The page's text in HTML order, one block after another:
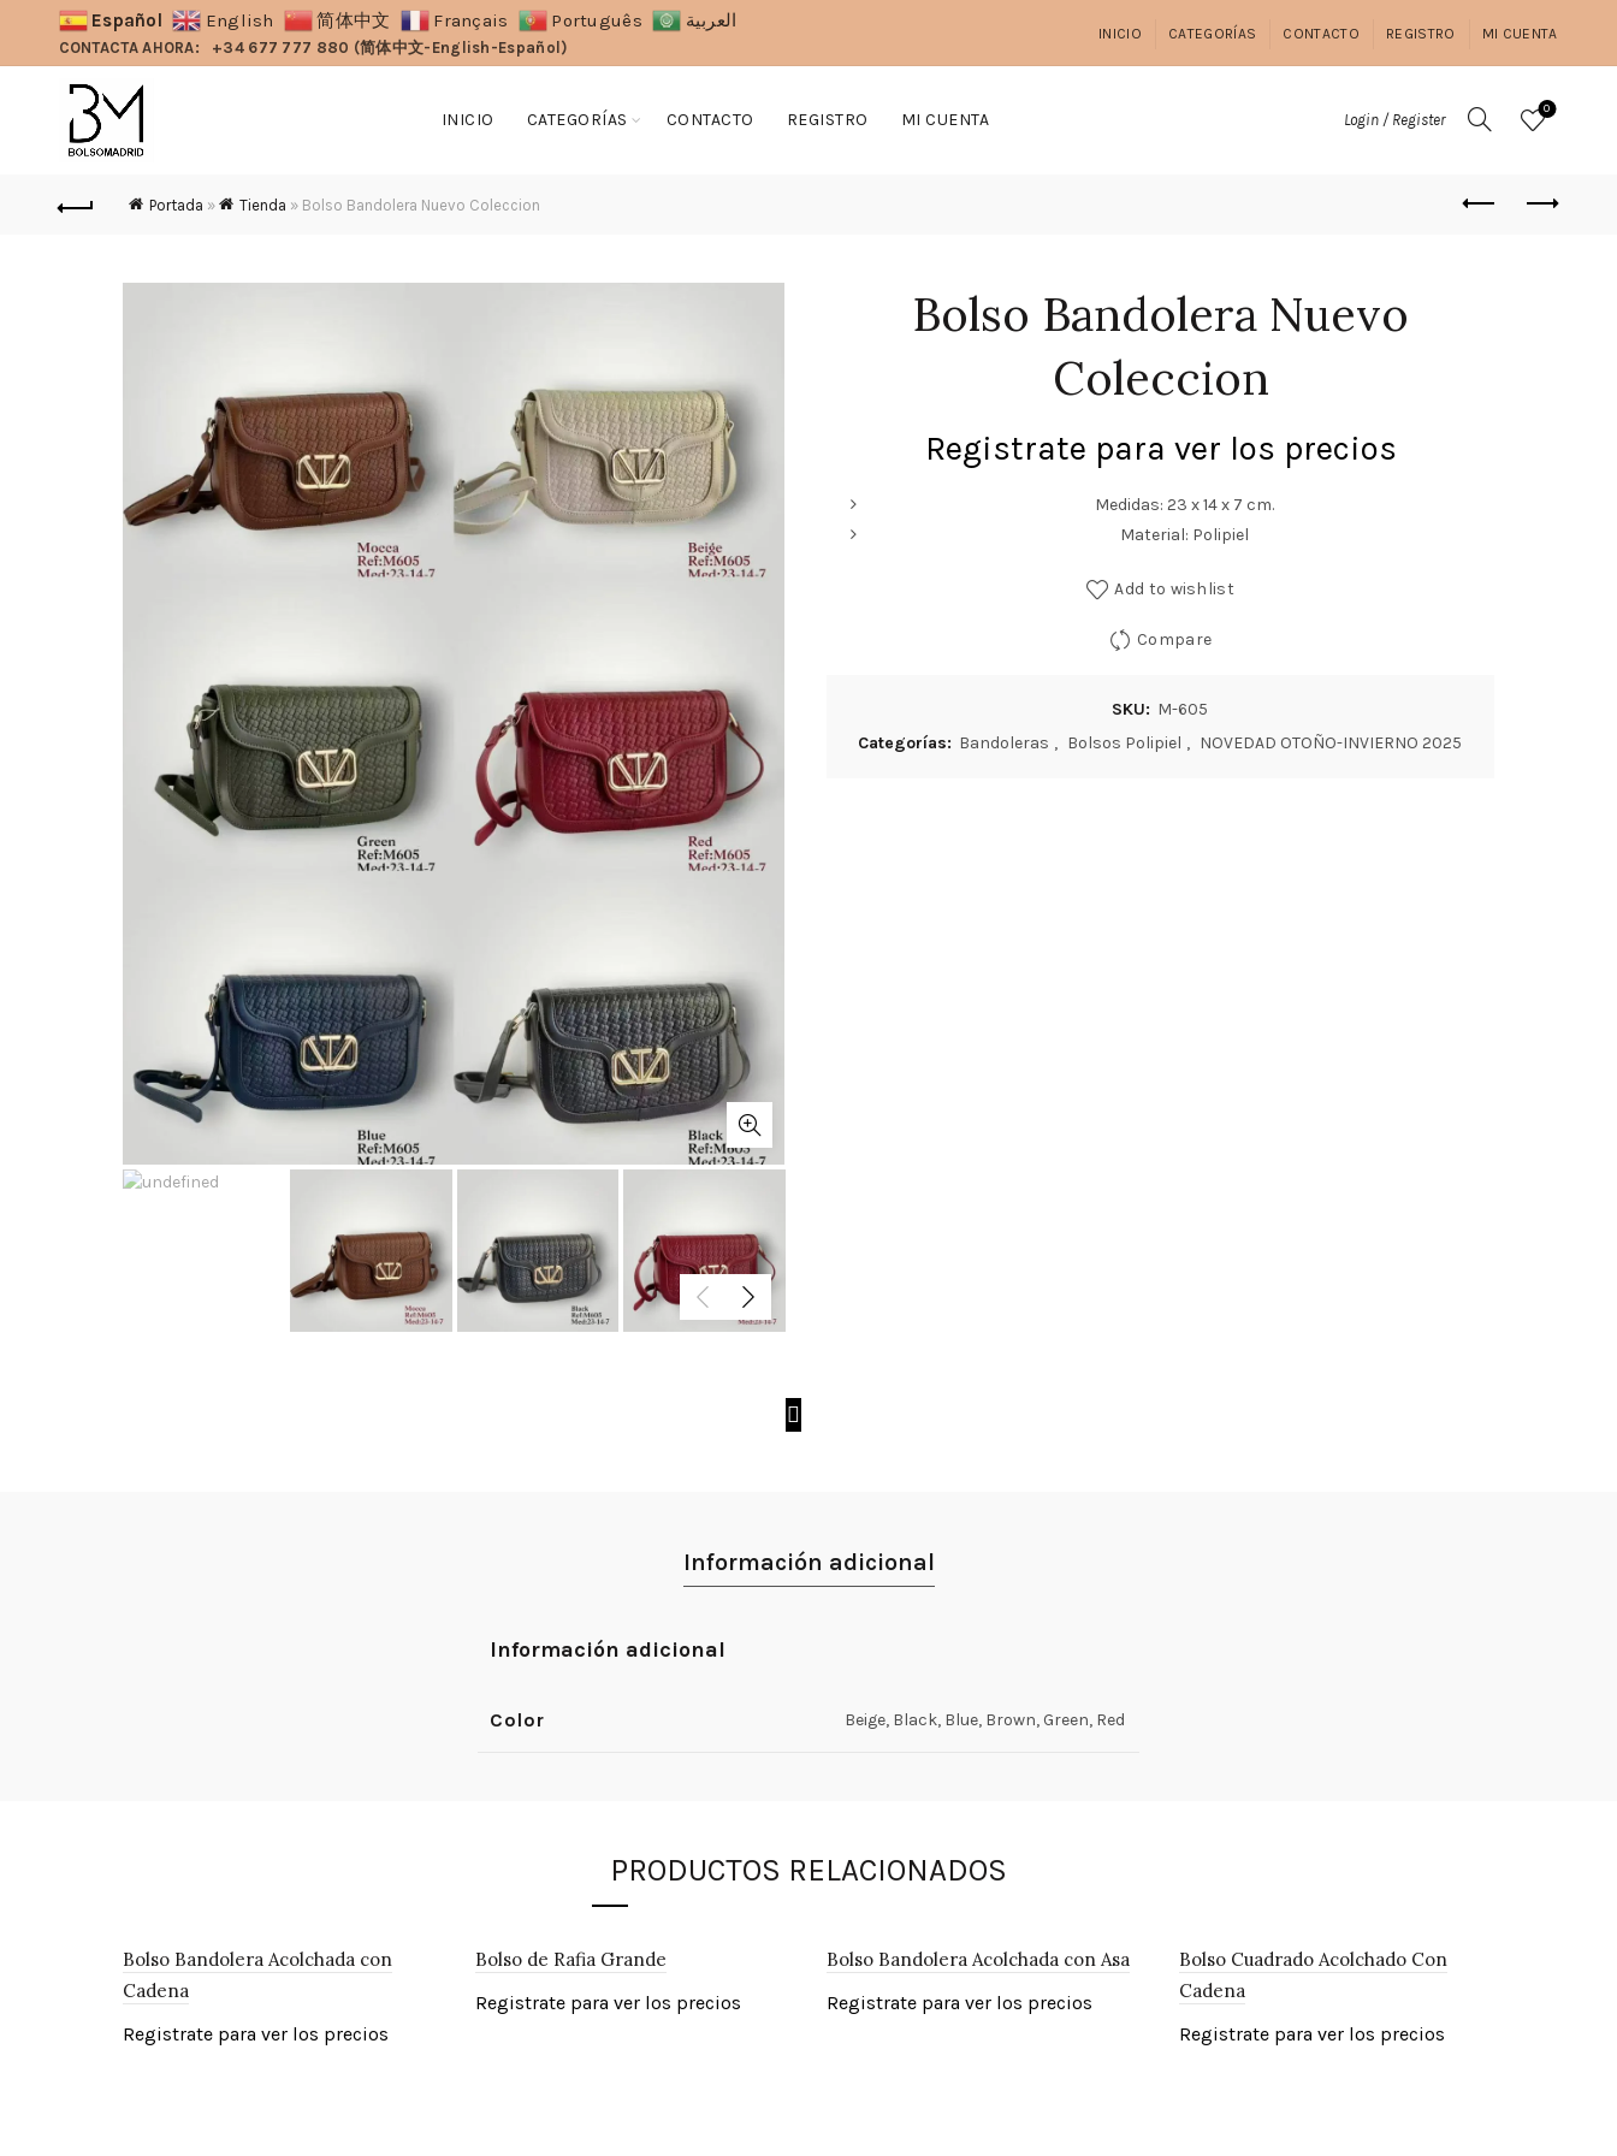
Español English 简体中文 Français Português العربية
CONTACTA AHORA: +34 677 777 880 (简体中文-English-Español)
INICIO CATEGORÍAS CONTACTO REGISTRO MI CUENTA
INICIO CATEGORÍAS CONTACTO REGISTRO MI CUENTA Login / Register
0
Portada » Tienda » Bolso Bandolera Nuevo Coleccion
Bolso Bandolera Nuevo
Coleccion
Registrate para ver los precios
Medidas: 23 x 14 x 7 cm.
Material: Polipiel
Add to wishlist
Compare
SKU: M-605
Categorías: Bandoleras , Bolsos Polipiel , NOVEDAD OTOÑO-INVIERNO 2025
Información adicional
Información adicional
Color Beige, Black, Blue, Brown, Green, Red
PRODUCTOS RELACIONADOS
Bolso Bandolera Acolchada con
Cadena
Registrate para ver los precios
Bolso de Rafia Grande
Registrate para ver los precios
Bolso Bandolera Acolchada con Asa
Registrate para ver los precios
Bolso Cuadrado Acolchado Con
Cadena
Registrate para ver los precios